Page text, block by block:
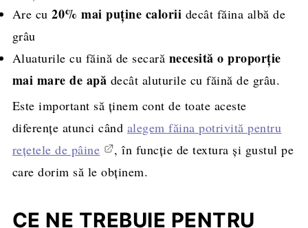
Are cu20% mai puține calorii decât făina albă de
grâu
Aluaturile cu făină de secară necesită o proporție
mai mare de apă decât aluturile cu făină de grâu.
Este important să ținem cont de toate aceste
diferențe atunci când alegem făina potrivită pentru
rețetele de pâine
, în funcție de textura și gustul pe
care dorim să le obținem.
CE NE TREBUIE PENTRU